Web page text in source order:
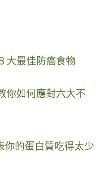
大最佳防癌食物
你如何應對六大不
你的蛋白質吃得太少